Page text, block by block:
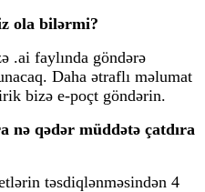
ola bilərmi?
.ai faylında göndərə
Daha ətraflı məlumat
bizə e-poçt göndərin.
nə qədər müddətə çatdıra
təsdiqlənməsindən 4